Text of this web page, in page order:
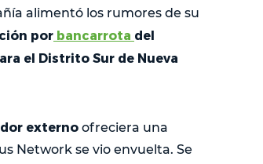
alimentó los rumores de su
por bancarrota del
el Distrito Sur de Nueva
externo ofreciera una
Network se vio envuelta. Se